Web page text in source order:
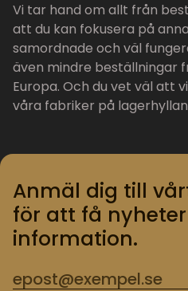
Vi tar hand om allt från
att du kan fokusera på
samordnade och väl
även mindre beställningar
Europa. Och du vet väl att
våra fabriker på
Anmäl dig till
för att få
information.